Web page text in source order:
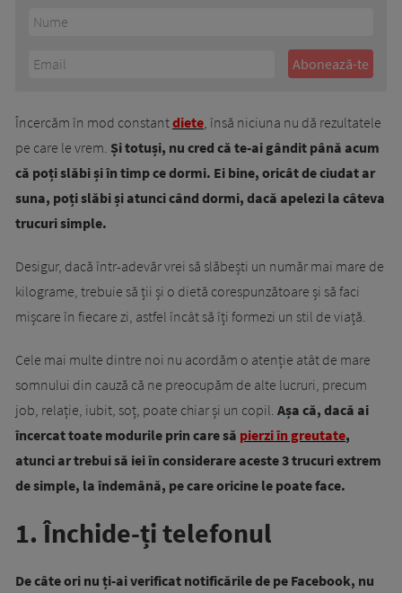
Încercăm în mod constantdiete, însă niciuna nu dă rezultatele
pe care le vrem. Și totuși, nu cred că te-ai gândit până acum
că poți slăbi și în timp ce dormi. Ei bine, oricât de ciudat ar
suna, poți slăbi și atunci când dormi, dacă apelezi la câteva
trucuri simple.
Desigur, dacă într-adevăr vrei să slăbești un număr mai mare de
kilograme, trebuie să ții și o dietă corespunzătoare și să faci
mișcare în fiecare zi, astfel încât să îți formezi un stil de viață.
Cele mai multe dintre noi nu acordăm o atenție atât de mare
somnului din cauză că ne preocupăm de alte lucruri, precum
job, relație, iubit, soț, poate chiar și un copil. Așa că, dacă ai
încercat toate modurile prin care să pierzi în greutate,
atunci ar trebui să iei în considerare aceste 3 trucuri extrem
de simple, la îndemână, pe care oricine le poate face.
1. Închide-ți telefonul
De câte ori nu ți-ai verificat notificările de pe Facebook, nu